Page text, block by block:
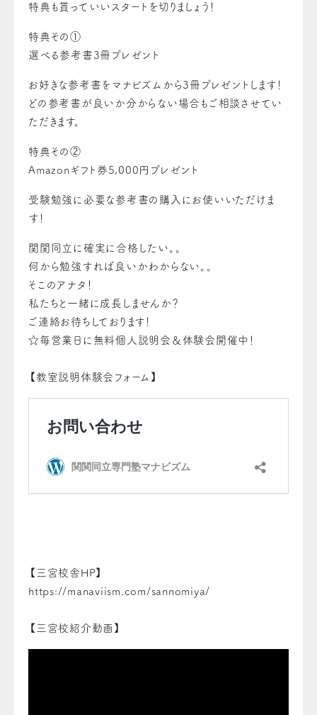
特典も貰っていいスタートを切りましょう！
特典その①
選べる参考書3冊プレゼント
お好きな参考書をマナビズムから3冊プレゼントします！
どの参考書が良いか分からない場合もご相談させてい
ただきます。
特典その②
Amazonギフト券5,000円プレゼント
受験勉強に必要な参考書の購入にお使いいただけま
す！
関関同立に確実に合格したい。。
何から勉強すれば良いかわからない。。
そこのアナタ！
私たちと一緒に成長しませんか？
ご連絡お待ちしております！
☆毎営業日に無料個人説明会＆体験会開催中！
【教室説明体験会フォーム】
【三宮校舎HP】
https://manaviism.com/sannomiya/
【三宮校紹介動画】